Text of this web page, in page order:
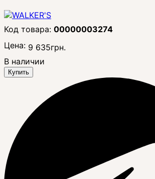
00000003274
Цена: 9 635грн.
В наличии
Купить